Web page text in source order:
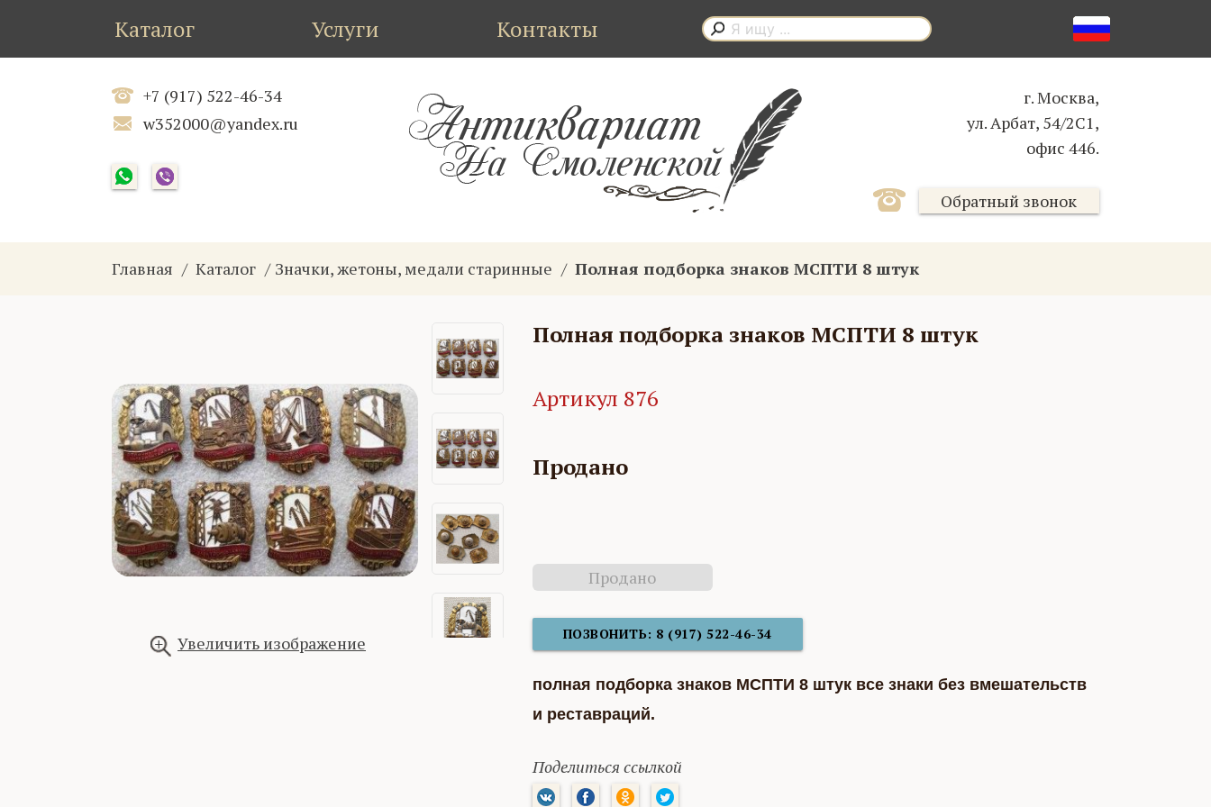
Каталог Услуги Контакты
+7 (917) 522-46-34
w352000@yandex.ru
г. Москва,
ул. Арбат, 54/2С1,
офис 446.
Обратный звонок
Главная Каталог Значки, жетоны, медали старинные Полная подборка знаков МСПТИ 8 штук
Увеличить изображение
Полная подборка знаков МСПТИ 8 штук
Артикул 876
Продано
Продано
ПОЗВОНИТЬ: 8 (917) 522-46-34
полная подборка знаков МСПТИ 8 штук все знаки без вмешательств
и реставраций.
Поделиться ссылкой